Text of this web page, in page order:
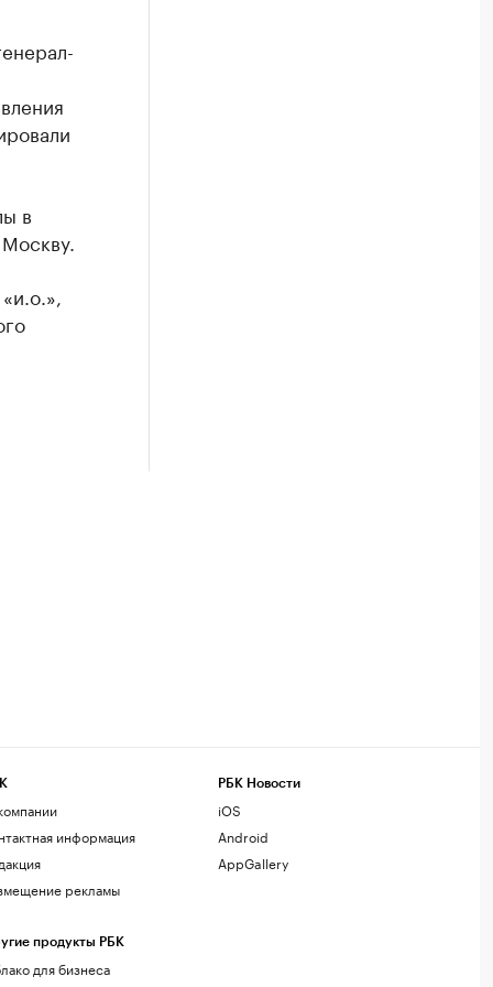
в
информация
рекламы
продукты РБК
для бизнеса
РБК Новости
iOS
Android
AppGallery